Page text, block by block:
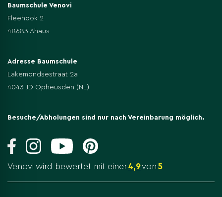
Baumschule Venovi
Fleehook 2
48683 Ahaus
Adresse Baumschule
Lakemondsestraat 2a
4043 JD Opheusden (NL)
Besuche/Abholungen sind nur nach Vereinbarung möglich.
Venovi wird bewertet mit einer4,9von 5